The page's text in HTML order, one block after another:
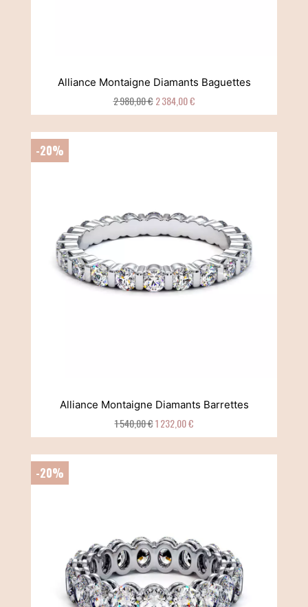
Alliance Montaigne Diamants Baguettes
2 980,00 € 2 384,00 €
Alliance Montaigne Diamants Barrettes
1 540,00 €1 232,00 €
-20%
-20%